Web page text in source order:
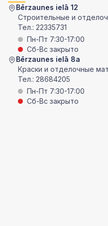
Bērzaunes ielā 12
Строительные и
Тел.: 22335731
Пн-Пт 7:30-17:00
Сб-Вс закрыто
Bērzaunes ielā 8a
Краски и отделочные
Тел.: 28684205
Пн-Пт 7:30-17:00
Сб-Вс закрыто